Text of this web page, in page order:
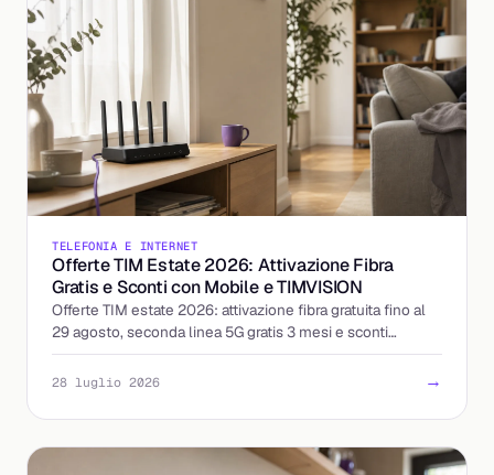
TELEFONIA E INTERNET
Offerte TIM Estate 2026: Attivazione Fibra
Gratis e Sconti con Mobile e TIMVISION
Offerte TIM estate 2026: attivazione fibra gratuita fino al
29 agosto, seconda linea 5G gratis 3 mesi e sconti
abbinando mobile e TIMVISION. I dettagli.
28 luglio 2026 →